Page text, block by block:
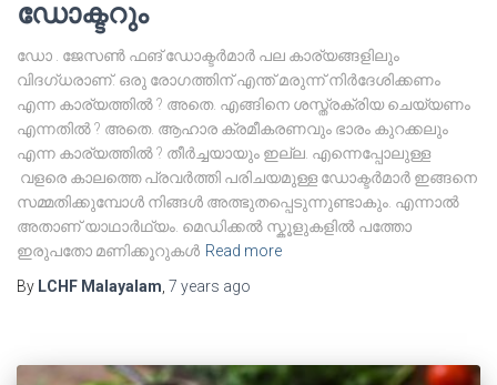
ഡോക്ടറും
ഡോ . ജേസൺ ഫങ് ഡോക്ടർമാർ പല കാര്യങ്ങളിലും
വിദഗ്‌ധരാണ്. ഒരു രോഗത്തിന് എന്ത് മരുന്ന് നിർദേശിക്കണം
എന്ന കാര്യത്തിൽ ? അതെ. എങ്ങിനെ ശസ്ത്രക്രിയ ചെയ്യണം
എന്നതിൽ ? അതെ. ആഹാര ക്രമീകരണവും ഭാരം കുറക്കലും
എന്ന കാര്യത്തിൽ ? തീർച്ചയായും ഇല്ല. എന്നെപ്പോലുള്ള
വളരെ കാലത്തെ പ്രവർത്തി പരിചയമുള്ള ഡോക്ടർമാർ ഇങ്ങനെ
സമ്മതിക്കുമ്പോൾ നിങ്ങൾ അത്ഭുതപ്പെടുന്നുണ്ടാകും. എന്നാൽ
അതാണ് യാഥാർഥ്യം. മെഡിക്കൽ സ്കൂളുകളിൽ പത്തോ
ഇരുപതോ മണിക്കൂറുകൾ Read more
By LCHF Malayalam 7 years ago